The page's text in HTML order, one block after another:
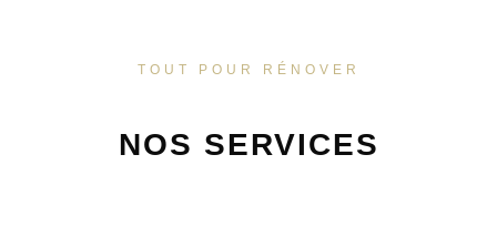
TOUT POUR RÉNOVER
NOS SERVICES